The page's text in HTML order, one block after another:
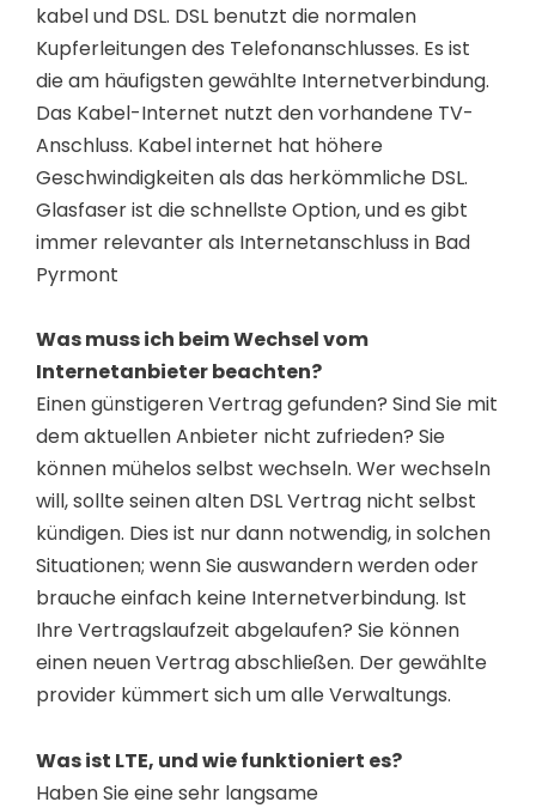
kabel und DSL. DSL benutzt die normalen
Kupferleitungen des Telefonanschlusses. Es ist
die am häufigsten gewählte Internetverbindung.
Das Kabel-Internet nutzt den vorhandene TV-
Anschluss. Kabel internet hat höhere
Geschwindigkeiten als das herkömmliche DSL.
Glasfaser ist die schnellste Option, und es gibt
immer relevanter als Internetanschluss in Bad
Pyrmont
Was muss ich beim Wechsel vom
Internetanbieter beachten?
Einen günstigeren Vertrag gefunden? Sind Sie mit
dem aktuellen Anbieter nicht zufrieden? Sie
können mühelos selbst wechseln. Wer wechseln
will, sollte seinen alten DSL Vertrag nicht selbst
kündigen. Dies ist nur dann notwendig, in solchen
Situationen; wenn Sie auswandern werden oder
brauche einfach keine Internetverbindung. Ist
Ihre Vertragslaufzeit abgelaufen? Sie können
einen neuen Vertrag abschließen. Der gewählte
provider kümmert sich um alle Verwaltungs.
Was ist LTE, und wie funktioniert es?
Haben Sie eine sehr langsame